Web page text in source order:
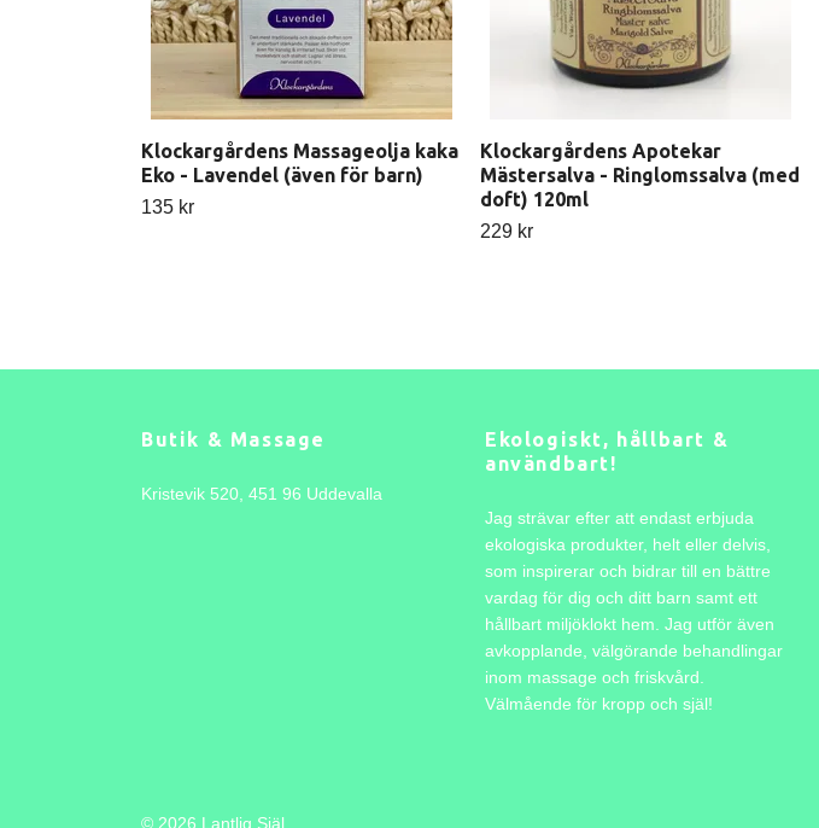
Klockargårdens Massageolja kaka
Eko - Lavendel (även för barn)
135 kr
Klockargårdens Apotekar
Mästersalva - Ringlomssalva (med
doft) 120ml
229 kr
Butik & Massage
Kristevik 520, 451 96 Uddevalla
Ekologiskt, hållbart &
användbart!
Jag strävar efter att endast erbjuda
ekologiska produkter, helt eller delvis,
som inspirerar och bidrar till en bättre
vardag för dig och ditt barn samt ett
hållbart miljöklokt hem. Jag utför även
avkopplande, välgörande behandlingar
inom massage och friskvård.
Välmående för kropp och själ!
© 2026 Lantlig Själ